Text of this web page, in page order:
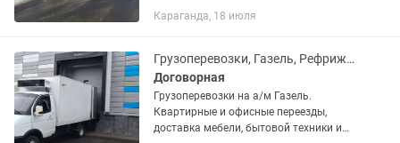
Алматы-Устькаман - Алматы - Орал -
Караганда, 18 июля
Грузоперевозки, Газель, Рефрижератор,Доставка, Грузотакси, Вывоз мусора, РФ
Договорная
Грузоперевозки на а/м Газель.
Квартирные и офисные переезды,
доставка мебели, бытовой техники и